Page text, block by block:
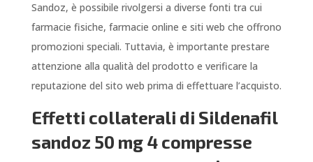
Sandoz, è possibile rivolgersi a diverse fonti tra cui
farmacie fisiche, farmacie online e siti web che offrono
promozioni speciali. Tuttavia, è importante prestare
attenzione alla qualità del prodotto e verificare la
reputazione del sito web prima di effettuare l’acquisto.
Effetti collaterali di Sildenafil
sandoz 50 mg 4 compresse